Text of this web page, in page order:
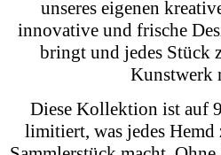
unseres eigenen
innovative und frische
bringt und jedes Stück
Kunstwerk
Diese Kollektion ist auf
limitiert, was jedes